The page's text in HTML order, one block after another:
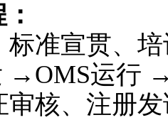
准宣贯、
→OMS运行
核、注册